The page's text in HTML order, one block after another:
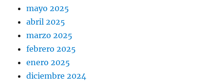
mayo 2025
abril 2025
marzo 2025
febrero 2025
enero 2025
diciembre 2024